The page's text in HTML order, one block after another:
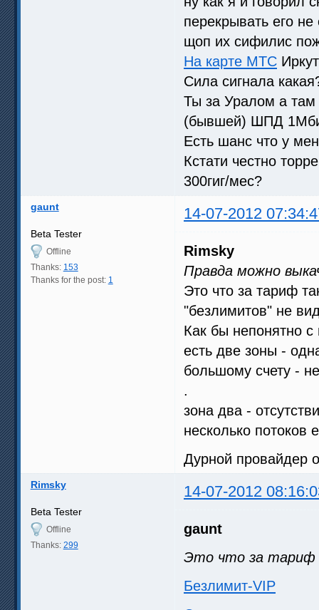
перекрывать его не
щоп их сифилис
На карте МТС
Сила сигнала
Ты за Уралом а там
(бывшей) ШПД
Есть шанс что у
Кстати честно
300гиг/мес?
gaunt 14-07-2012
Beta Tester
Offline
Thanks: 153
Thanks for the post: 1
Rimsky
Правда можно
Это что за тариф
"безлимитов" не
Как бы непонятно
есть две зоны -
большому счету -
.
зона два -
несколько потоков
Дурной провайдер
Rimsky 14-07-2012
Beta Tester
Offline
Thanks: 299
gaunt
Это что за тариф
Безлимит-VIP